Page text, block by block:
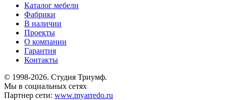
Каталог мебели
Фабрики
В наличии
Проекты
О компании
Гарантия
Контакты
© 1998-2026. Студия Триумф.
Мы в социальных сетях
Партнер сети: www.myarredo.ru